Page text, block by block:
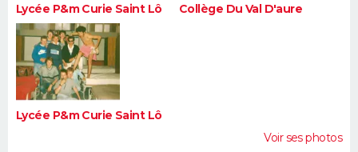
Lycée P&m Curie Saint Lô Collège Du Val D'aure
Lycée P&m Curie Saint Lô
Voir ses photos